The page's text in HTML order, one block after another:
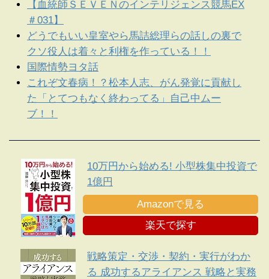
【血統師ＳＥＶＥＮのインテリジェンス競馬EX
＃031】
どうでもいい皇室やら馬詰総理らの話しの裏で
クソ役人は着々と利権を作っている！！
国際情勢ヨタ話
これぞ文春病！？松本人志、がん発覚に貢献し
た「とてつもなく終わってる」自己中ムー
ブ！！
10万円から始める! 小型株集中投資で
1億円
Amazonで見る
楽天で探す
戦略策定・交渉・契約・実行がわか
る 成功するアライアンス 戦略と実務